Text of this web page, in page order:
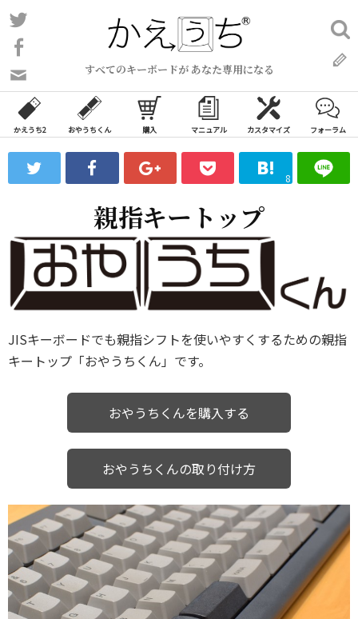
コ
ン
ン
ツ
ス
ッ
すべてのキーボードが あなた専用になる
い
合
わ
フ
ォ
検
索:
かえうち2 おやうちくん 購入 マニュアル カスタマイズ フォーラム
8
親指キートップ
JISキーボードでも親指シフトを使いやすくするための親指
キートップ「おやうちくん」です。
おやうちくんを購入する
おやうちくんの取り付け方